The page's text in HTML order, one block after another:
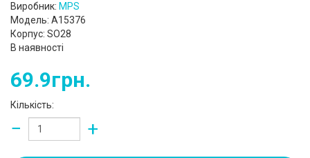
Виробник: MPS
Модель: A15376
Корпус: SO28
В наявності
69.9грн.
Кількість:
− +